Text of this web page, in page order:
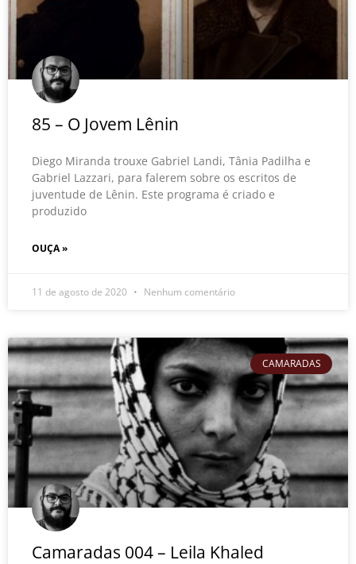
85 – O Jovem Lênin
Diego Miranda trouxe Gabriel Landi, Tânia Padilha e
Gabriel Lazzari, para falerem sobre os escritos de
juventude de Lênin. Este programa é criado e
produzido
OUÇA »
11 de agosto de 2020 Nenhum comentário
CAMARADAS
Camaradas 004 – Leila Khaled